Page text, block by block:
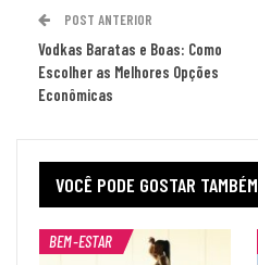
POST ANTERIOR
Vodkas Baratas e Boas: Como
Escolher as Melhores Opções
Econômicas
VOCÊ PODE GOSTAR TAMBÉM
BEM-ESTAR